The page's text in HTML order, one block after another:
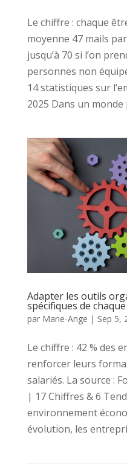
Le chiffre : chaque
moyenne 47 mails
jusqu’à 70 si l’on
personnes non
14 statistiques sur
2025 Dans un
Adapter les outils
spécifiques de
par Marie-Ange | Sep 5,
Le chiffre : 42 % des
renforcer leurs
salariés. La source :
| 17 Chiffres & 6
environnement
évolution, les